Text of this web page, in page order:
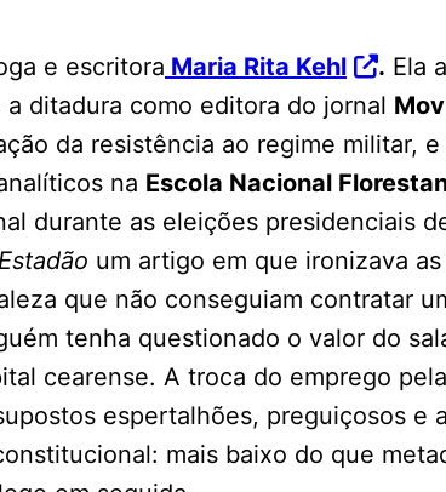
e escritora Maria Rita Kehl . Ela
ditadura como editora do jornal
da resistência ao regime militar,
na Escola Nacional
durante as eleições presidenciais
Estadão um artigo em que ironizava
que não conseguiam contratar
tenha questionado o valor do
cearense. A troca do emprego
espertalhões, preguiçosos e
mais baixo do que